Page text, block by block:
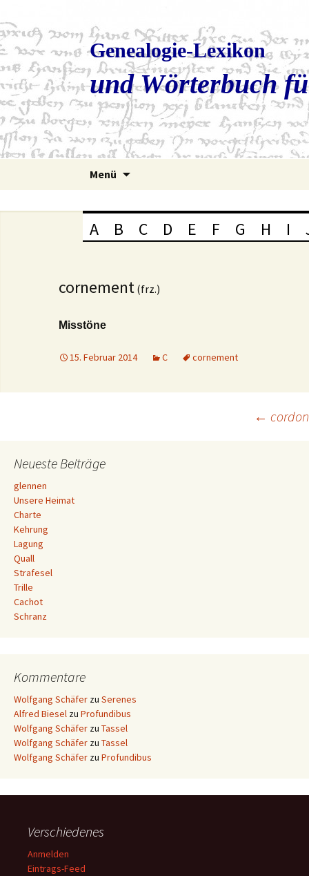
Genealogie-Lexikon
und Wörterbuch
Menü
A B C D E F G H I
cornement (frz.)
Misstöne
15. Februar 2014 C cornement
Navigation
←
Neueste Beiträge
glennen
Unsere Heimat
Charte
Kehrung
Lagung
Quall
Strafesel
Trille
Cachot
Schranz
Kommentare
Wolfgang Schäfer zu Serenes
Alfred Biesel zu Profundibus
Wolfgang Schäfer zu Tassel
Wolfgang Schäfer zu Tassel
Wolfgang Schäfer zu Profundibus
Verschiedenes
Anmelden
Eintrags-Feed